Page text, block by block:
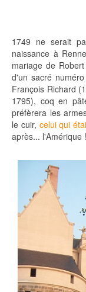
1749 ne serait
naissance à
mariage de
d'un sacré
François Richard
1795), coq en
préfèrera les
le cuir, celui qui
après... l'Amérique !